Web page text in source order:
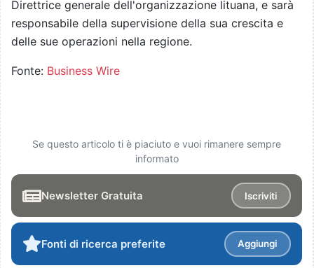
Direttrice generale dell'organizzazione lituana, e sarà
responsabile della supervisione della sua crescita e
delle sue operazioni nella regione.
Fonte: Business Wire
Se questo articolo ti è piaciuto e vuoi rimanere sempre
informato
Newsletter Gratuita Iscriviti
Fonti di ricerca preferite Aggiungi